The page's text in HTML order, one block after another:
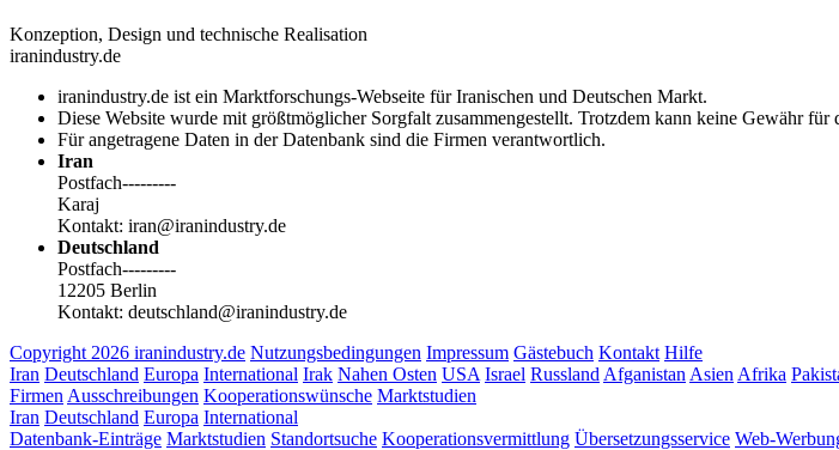
Konzeption, Design und technische Realisation
iranindustry.de
iranindustry.de ist ein Marktforschungs-Webseite für Iranischen und Deutschen Markt.
Diese Website wurde mit größtmöglicher Sorgfalt zusammengestellt. Trotzdem kann keine Gewähr
Für angetragene Daten in der Datenbank sind die Firmen verantwortlich.
Iran
Postfach---------
Karaj
Kontakt: iran@iranindustry.de
Deutschland
Postfach---------
12205 Berlin
Kontakt: deutschland@iranindustry.de
Copyright 2026 iranindustry.de Nutzungsbedingungen Impressum Gästebuch Kontakt Hilfe
Iran Deutschland Europa International Irak Nahen Osten USA Israel Russland Afganistan Asien Afrika
Firmen Ausschreibungen Kooperationswünsche Marktstudien
Iran Deutschland Europa International
Datenbank-Einträge Marktstudien Standortsuche Kooperationsvermittlung Übersetzungsservice Web-